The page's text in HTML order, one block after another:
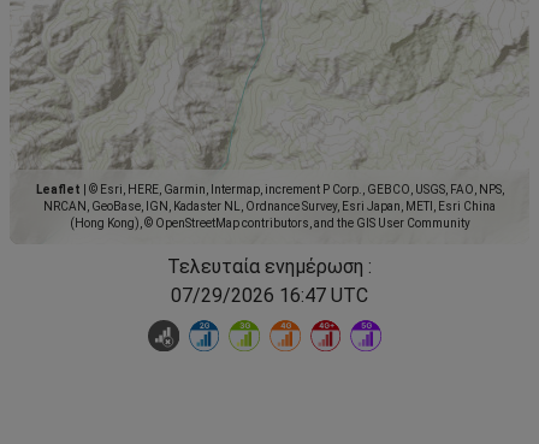
Leaflet
© Esri, HERE, Garmin, Intermap, increment P Corp., GEBCO, USGS, FAO, NPS,
NRCAN, GeoBase, IGN, Kadaster NL, Ordnance Survey, Esri Japan, METI, Esri China
(Hong Kong), © OpenStreetMap contributors, and the GIS User Community
Τελευταία ενημέρωση :
07/29/2026 16:47 UTC